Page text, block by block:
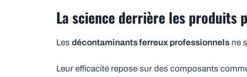
La science derrière les produits
Les décontaminants ferreux professionnels ne
Leur efficacité repose sur des composants